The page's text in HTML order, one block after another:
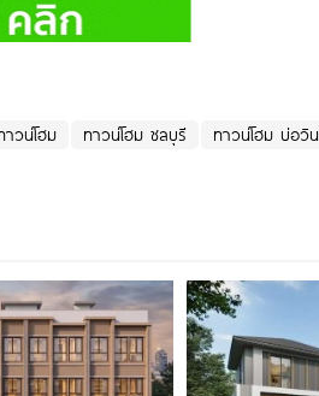
าวน์โฮม ทาวน์โฮม ชลบุรี
ทาวน์โฮม บ่อวิน